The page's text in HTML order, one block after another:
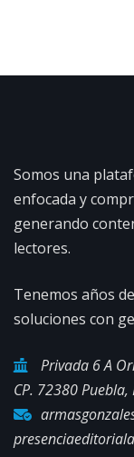
Somos una
enfocada y
generando
lectores.
Tenemos años
soluciones con
Privada 6 A
CP. 72380